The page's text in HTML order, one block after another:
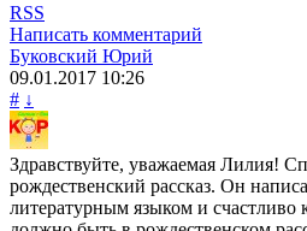
RSS
Написать комментарий
Буковский Юрий
09.01.2017 10:26
# ↓
Здравствуйте, уважаемая Лилия!
рождественский рассказ. Он
литературным языком и счастливо